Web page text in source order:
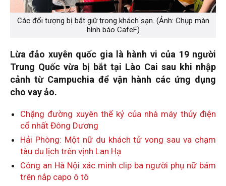
Các đối tượng bị bắt giữ trong khách sạn. (Ảnh: Chụp màn
hình báo CafeF)
Lừa đảo xuyên quốc gia là hành vi của 19 người
Trung Quốc vừa bị bắt tại Lào Cai sau khi nhập
cảnh từ Campuchia để vận hành các ứng dụng
cho vay ảo.
Chặng đường xuyên thế kỷ của nhà máy thủy điện
cổ nhất Đông Dương
Hải Phòng: Một nữ du khách tử vong sau va chạm
tàu du lịch trên vịnh Lan Hạ
Công an Hà Nội xác minh clip ba người phụ nữ bám
trên nắp capo ô tô